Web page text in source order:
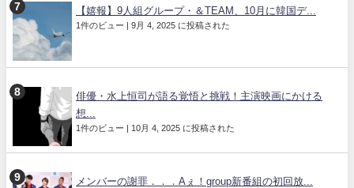
【嬉報】9人組グループ・＆TEAM、10月に韓国デ...
1件のビュー | 9月 4, 2025 に投稿された
俳優・水上恒司が語る覚悟と挑戦！主演映画にかける
想...
1件のビュー | 10月 4, 2025 に投稿された
メンバーの謝罪．．．Aぇ！group新番組の初回放...